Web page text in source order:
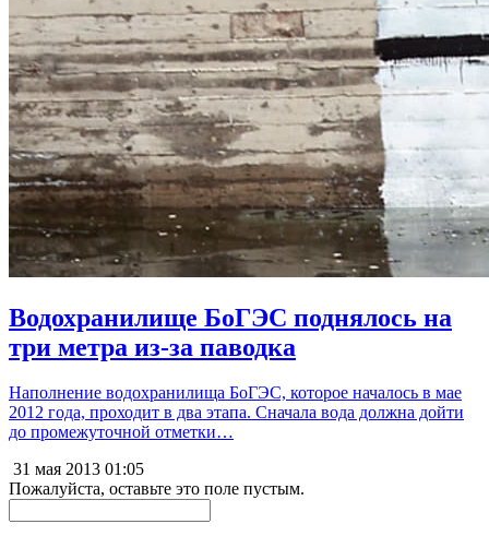
Водохранилище БоГЭС поднялось на
три метра из-за паводка
Наполнение водохранилища БоГЭС, которое началось в мае
2012 года, проходит в два этапа. Сначала вода должна дойти
до промежуточной отметки…
31 мая 2013 01:05
Пожалуйста, оставьте это поле пустым.